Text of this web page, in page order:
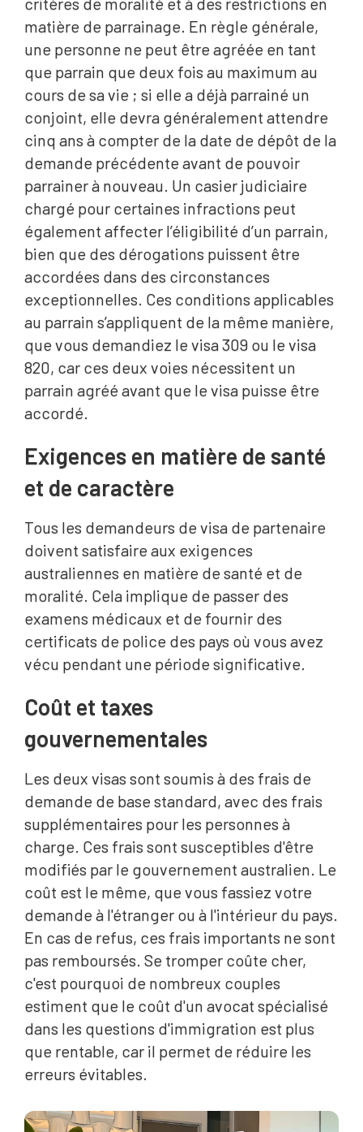
matière de parrainage. En règle générale,
une personne ne peut être agréée en tant
que parrain que deux fois au maximum au
cours de sa vie ; si elle a déjà parrainé un
conjoint, elle devra généralement attendre
cinq ans à compter de la date de dépôt de la
demande précédente avant de pouvoir
parrainer à nouveau. Un casier judiciaire
chargé pour certaines infractions peut
également affecter l’éligibilité d’un parrain,
bien que des dérogations puissent être
accordées dans des circonstances
exceptionnelles. Ces conditions applicables
au parrain s’appliquent de la même manière,
que vous demandiez le visa 309 ou le visa
820, car ces deux voies nécessitent un
parrain agréé avant que le visa puisse être
accordé.
Exigences en matière de santé
et de caractère
Tous les demandeurs de visa de partenaire
doivent satisfaire aux exigences
australiennes en matière de santé et de
moralité. Cela implique de passer des
examens médicaux et de fournir des
certificats de police des pays où vous avez
vécu pendant une période significative.
Coût et taxes
gouvernementales
Les deux visas sont soumis à des frais de
demande de base standard, avec des frais
supplémentaires pour les personnes à
charge. Ces frais sont susceptibles d'être
modifiés par le gouvernement australien. Le
coût est le même, que vous fassiez votre
demande à l'étranger ou à l'intérieur du pays.
En cas de refus, ces frais importants ne sont
pas remboursés. Se tromper coûte cher,
c'est pourquoi de nombreux couples
estiment que le coût d'un avocat spécialisé
dans les questions d'immigration est plus
que rentable, car il permet de réduire les
erreurs évitables.